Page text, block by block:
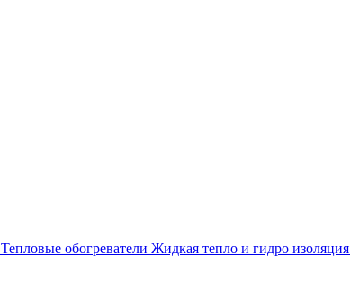
Тепловые обогреватели Жидкая тепло и гидро изоляция